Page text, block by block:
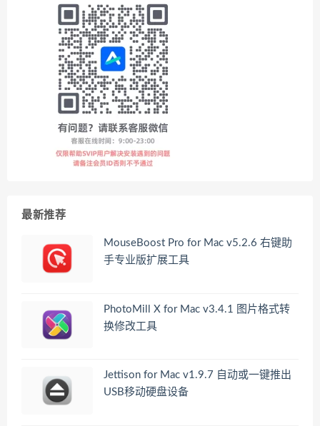
最新推荐
MouseBoost Pro for Mac v5.2.6 右键助
手专业版扩展工具
PhotoMill X for Mac v3.4.1 图片格式转
换修改工具
Jettison for Mac v1.9.7 自动或一键推出
USB移动硬盘设备